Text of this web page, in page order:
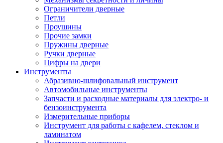
Ограничители дверные
Петли
Проушины
Прочие замки
Пружины дверные
Ручки дверные
Цифры на двери
Инструменты
Абразивно-шлифовальный инструмент
Автомобильные инструменты
Запчасти и расходные материалы для электро- и
бензоинструмента
Измерительные приборы
Инструмент для работы с кафелем, стеклом и
ламинатом